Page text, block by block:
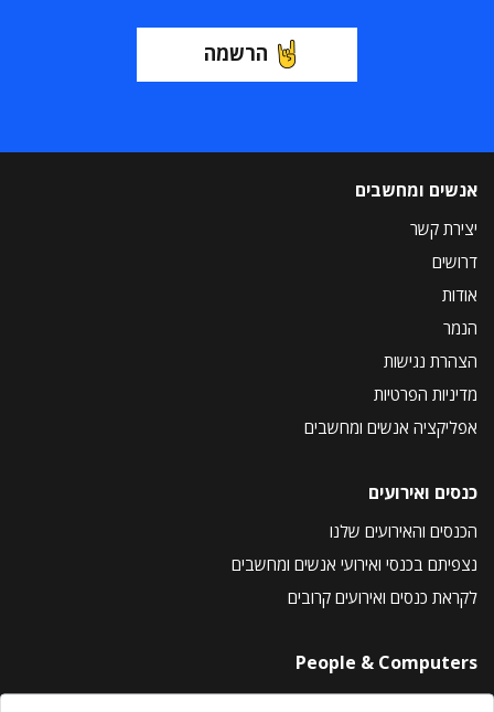
הרשמה
אנשים ומחשבים
יצירת קשר
דרושים
אודות
הנמר
הצהרת נגישות
מדיניות הפרטיות
אפליקציה אנשים ומחשבים
כנסים ואירועים
הכנסים והאירועים שלנו
נצפיתם בכנסי ואירועי אנשים ומחשבים
לקראת כנסים ואירועים קרובים
People & Computers
About Us